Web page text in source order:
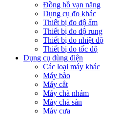
Đồng hồ vạn năng
Dụng cụ đo khác
Thiết bị đo độ ẩm
Thiết bị đo độ rung
Thiết bị đo nhiệt độ
Thiết bị đo tốc độ
Dụng cụ dùng điện
Các loại máy khác
Máy bào
Máy cắt
Máy chà nhám
Máy chà sàn
Máy cưa